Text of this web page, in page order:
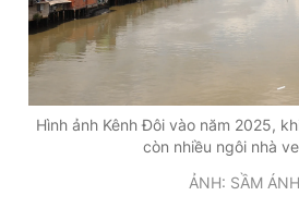
Hình ảnh Kênh Đôi vào năm 2025,
còn nhiều ngôi nhà
ẢNH: SẦM ÁNH